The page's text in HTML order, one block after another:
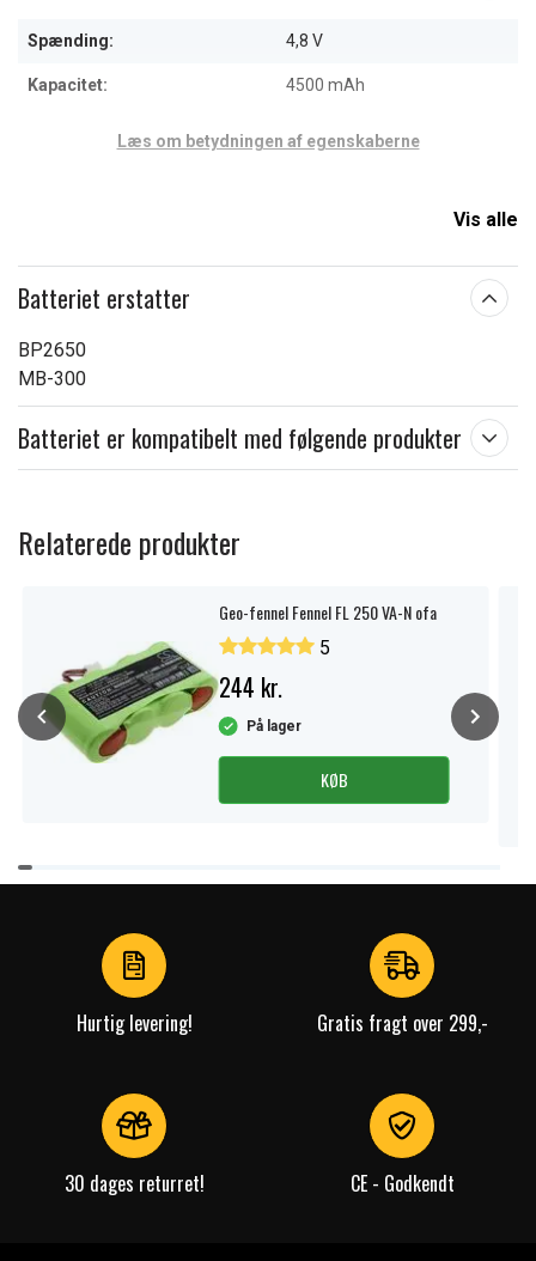
Spænding: 4,8 V
Kapacitet: 4500 mAh
Læs om betydningen af egenskaberne
Vis alle
Batteriet erstatter
BP2650
MB-300
Batteriet er kompatibelt med følgende produkter
Relaterede produkter
Geo-fennel Fennel FL 250 VA-N ofa
5
244 kr.
På lager
KØB
Item
1
Hurtig levering! Gratis fragt over 299,-
30 dages returret! CE - Godkendt